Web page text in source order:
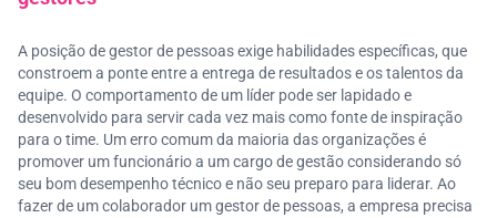
A posição de gestor de pessoas exige habilidades específicas, que
constroem a ponte entre a entrega de resultados e os talentos da
equipe. O comportamento de um líder pode ser lapidado e
desenvolvido para servir cada vez mais como fonte de inspiração
para o time. Um erro comum da maioria das organizações é
promover um funcionário a um cargo de gestão considerando só
seu bom desempenho técnico e não seu preparo para liderar. Ao
fazer de um colaborador um gestor de pessoas, a empresa precisa